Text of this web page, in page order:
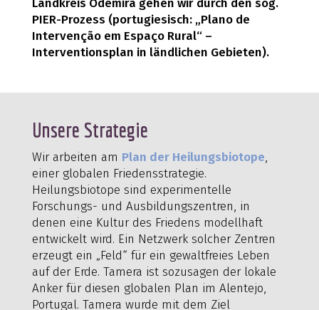
Landkreis Odemira gehen wir durch den sog.
PIER-Prozess (portugiesisch: „Plano de
Intervenção em Espaço Rural“ –
Interventionsplan in ländlichen Gebieten).
Unsere Strategie
Wir arbeiten am Plan der Heilungsbiotope,
einer globalen Friedensstrategie.
Heilungsbiotope sind experimentelle
Forschungs- und Ausbildungszentren, in
denen eine Kultur des Friedens modellhaft
entwickelt wird. Ein Netzwerk solcher Zentren
erzeugt ein „Feld“ für ein gewaltfreies Leben
auf der Erde. Tamera ist sozusagen der lokale
Anker für diesen globalen Plan im Alentejo,
Portugal. Tamera wurde mit dem Ziel